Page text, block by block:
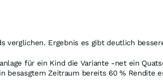
verglichen. Ergebnis es gibt deutlich
für ein Kind die Variante -net ein
besasgtem Zeitraum bereits 60 % Rendite